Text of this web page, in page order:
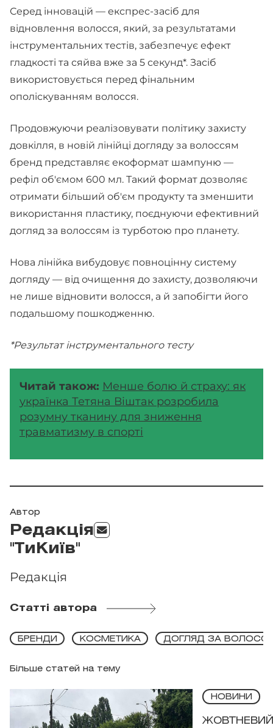
Серед інновацій — експрес-засіб для
відновлення волосся, який, за результатами
інструментальних тестів, забезпечує ефект
гладкості та сяйва вже за 5 секунд*. Засіб
використовується перед фінальним
ополіскуванням волосся.
Продовжуючи реалізовувати політику захисту
довкілля, в новій лінійці догляду за волоссям
бренд представляє екоформат шампуню —
рефіл об'ємом 600 мл. Такий формат дозволяє
отримати більший об'єм продукту та зменшити
використання пластику, поєднуючи ефективний
догляд за волоссям із турботою про планету.
Нова лінійка вибудовує повноцінну систему
догляду — від очищення до захисту, дозволяючи
не лише відновити волосся, а й запобігти його
подальшому пошкодженню.
*Результат інструментального тесту
Читай також: Менше болю й страху: як
українка Тетяна Віштак розробила
розумну тканину для зниження
травматизму в спорті
Автор
Редакція
"ТиКиїв"
Редакція
Статті автора
Більше статей на тему
БРЕНДИ КОСМЕТИКА ДОГЛЯД ЗА
НОВИНИ
ЖОВТНЕВИЙ